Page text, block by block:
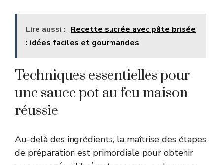
Lire aussi : Recette sucrée avec pâte brisée
: idées faciles et gourmandes
Techniques essentielles pour
une sauce pot au feu maison
réussie
Au-delà des ingrédients, la maîtrise des étapes
de préparation est primordiale pour obtenir